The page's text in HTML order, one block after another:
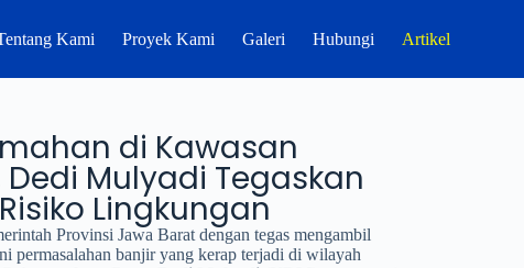
Kami Proyek Kami Galeri Hubungi Artikel
di Kawasan
Dedi Mulyadi Tegaskan
Lingkungan
Provinsi Jawa Barat dengan tegas mengambil
permasalahan banjir yang kerap terjadi di wilayah